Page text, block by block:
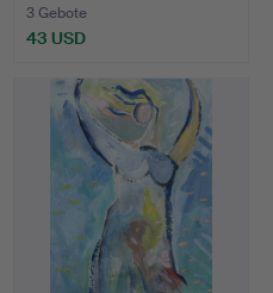
3 Gebote
43 USD